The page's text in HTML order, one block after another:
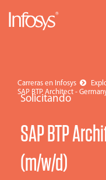
Carreras en Infosys
SAP BTP Architect -
Solicitando
SAP BTP
(m/w/d)